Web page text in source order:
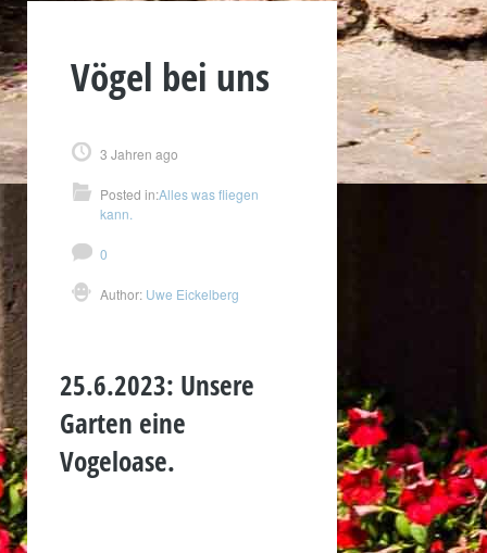
Vögel bei uns
3 Jahren ago
Posted in:Alles was fliegen
kann.
0
Author: Uwe Eickelberg
25.6.2023: Unsere
Garten eine
Vogeloase.